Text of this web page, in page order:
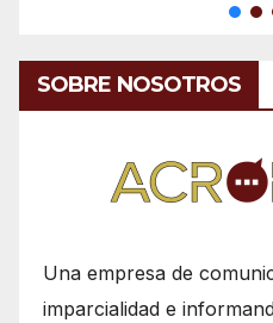
SOBRE NOSOTROS
Una empresa de
imparcialidad e